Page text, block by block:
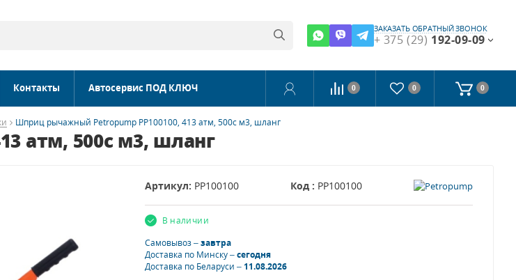
ЗАКАЗАТЬ ОБРАТНЫЙ ЗВОНОК
+ 375 (29) 192-09-09
Контакты Автосервис ПОД КЛЮЧ 0 0 0
Шприц рычажный Petropump PP100100, 413 атм, 500с м3, шланг
атм, 500с м3, шланг
Артикул: PP100100 Код : PP100100
В наличии
Самовывоз –завтра
Доставка по Минску –сегодня
Доставка по Беларуси –11.08.2026